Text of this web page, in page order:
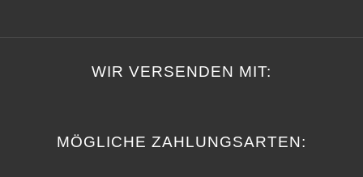
WIR VERSENDEN MIT:
MÖGLICHE ZAHLUNGSARTEN: